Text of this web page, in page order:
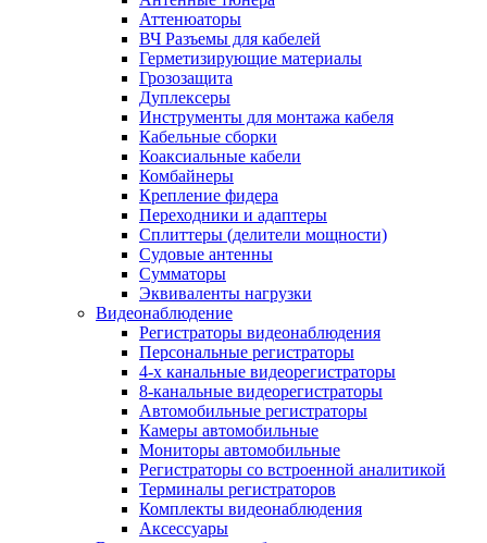
Аттенюаторы
ВЧ Разъемы для кабелей
Герметизирующие материалы
Грозозащита
Дуплексеры
Инструменты для монтажа кабеля
Кабельные сборки
Коаксиальные кабели
Комбайнеры
Крепление фидера
Переходники и адаптеры
Сплиттеры (делители мощности)
Судовые антенны
Сумматоры
Эквиваленты нагрузки
Видеонаблюдение
Регистраторы видеонаблюдения
Персональные регистраторы
4-х канальные видеорегистраторы
8-канальные видеорегистраторы
Автомобильные регистраторы
Камеры автомобильные
Мониторы автомобильные
Регистраторы со встроенной аналитикой
Терминалы регистраторов
Комплекты видеонаблюдения
Аксессуары